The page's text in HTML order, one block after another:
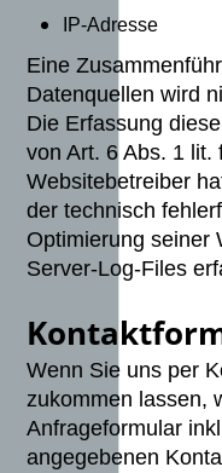
IP-Adresse
Eine
Datenquellen wird
Die Erfassung
von Art. 6 Abs. 1 lit.
Websitebetreiber
der technisch
Optimierung seiner
Server-Log-Files
Wenn Sie uns per
zukommen lassen,
Anfrageformular
angegebenen